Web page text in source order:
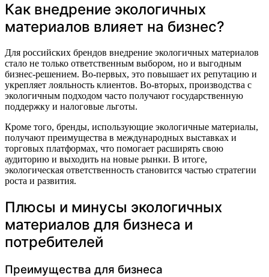
Как внедрение экологичных
материалов влияет на бизнес?
Для российских брендов внедрение экологичных материалов
стало не только ответственным выбором, но и выгодным
бизнес-решением. Во-первых, это повышает их репутацию и
укрепляет лояльность клиентов. Во-вторых, производства с
экологичным подходом часто получают государственную
поддержку и налоговые льготы.
Кроме того, бренды, использующие экологичные материалы,
получают преимущества в международных выставках и
торговых платформах, что помогает расширять свою
аудиторию и выходить на новые рынки. В итоге,
экологическая ответственность становится частью стратегии
роста и развития.
Плюсы и минусы экологичных
материалов для бизнеса и
потребителей
Преимущества для бизнеса